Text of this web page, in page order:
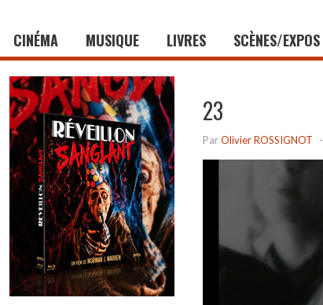
CINÉMA MUSIQUE LIVRES SCÈNES/EXPOS
23
ParOlivier ROSSIGNOT -